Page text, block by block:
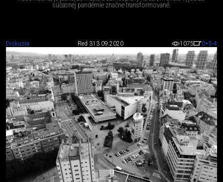
súčasnej pandémie značne transformované.
Diskusia Red 313.09.2020 1075 0+5-4